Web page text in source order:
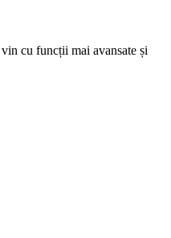
cu funcții mai avansate și